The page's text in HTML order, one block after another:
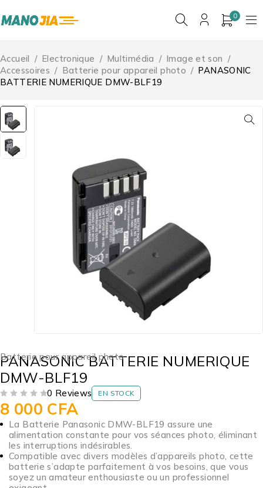
0
Accueil / Electronique / Multimédia / Image et son /
Accessoires / Batterie pour appareil photo / PANASONIC
BATTERIE NUMERIQUE DMW-BLF19
Batterie pour appareil photo
PANASONIC BATTERIE NUMERIQUE
DMW-BLF19
0 Reviews EN STOCK
8 000 CFA
La Batterie Panasonic DMW-BLF19 assure une
alimentation constante pour vos séances photo, éliminant
les interruptions indésirables.
Compatible avec divers modèles d’appareils photo, cette
batterie s’adapte parfaitement à vos besoins, que vous
soyez un amateur enthousiaste ou un professionnel